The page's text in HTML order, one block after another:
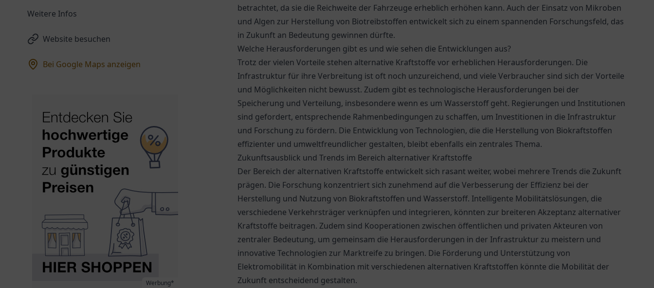
Weitere Infos
Website besuchen
Bei Google Maps anzeigen
Werbung*
betrachtet, da sie die Reichweite der Fahrzeuge erheblich erhöhen kann. Auch der Einsatz von Mikroben
und Algen zur Herstellung von Biotreibstoffen entwickelt sich zu einem spannenden Forschungsfeld, das
in Zukunft an Bedeutung gewinnen dürfte.
Welche Herausforderungen gibt es und wie sehen die Entwicklungen aus?
Trotz der vielen Vorteile stehen alternative Kraftstoffe vor erheblichen Herausforderungen. Die
Infrastruktur für ihre Verbreitung ist oft noch unzureichend, und viele Verbraucher sind sich der Vorteile
und Möglichkeiten nicht bewusst. Zudem gibt es technologische Herausforderungen bei der
Speicherung und Verteilung, insbesondere wenn es um Wasserstoff geht. Regierungen und Institutionen
sind gefordert, entsprechende Rahmenbedingungen zu schaffen, um Investitionen in die Infrastruktur
und Forschung zu fördern. Die Entwicklung von Technologien, die die Herstellung von Biokraftstoffen
effizienter und umweltfreundlicher gestalten, bleibt ebenfalls ein zentrales Thema.
Zukunftsausblick und Trends im Bereich alternativer Kraftstoffe
Der Bereich der alternativen Kraftstoffe entwickelt sich rasant weiter, wobei mehrere Trends die Zukunft
prägen. Die Forschung konzentriert sich zunehmend auf die Verbesserung der Effizienz bei der
Herstellung und Nutzung von Biokraftstoffen und Wasserstoff. Intelligente Mobilitätslösungen, die
verschiedene Verkehrsträger verknüpfen und integrieren, könnten zur breiteren Akzeptanz alternativer
Kraftstoffe beitragen. Zudem sind Kooperationen zwischen öffentlichen und privaten Akteuren von
zentraler Bedeutung, um gemeinsam die Herausforderungen in der Infrastruktur zu meistern und
innovative Technologien zur Marktreife zu bringen. Die Förderung und Unterstützung von
Elektromobilität in Kombination mit verschiedenen alternativen Kraftstoffen könnte die Mobilität der
Zukunft entscheidend gestalten.